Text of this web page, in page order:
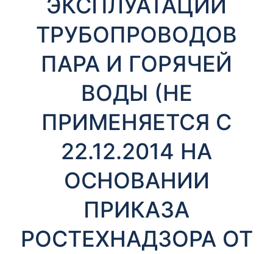
ЭКСПЛУАТАЦИИ
ТРУБОПРОВОДОВ
ПАРА И ГОРЯЧЕЙ
ВОДЫ (НЕ
ПРИМЕНЯЕТСЯ С
22.12.2014 НА
ОСНОВАНИИ
ПРИКАЗА
РОСТЕХНАДЗОРА ОТ
Необходимые
Эти файлы cookie
необязательны.
Они необходимы
для
функционирования